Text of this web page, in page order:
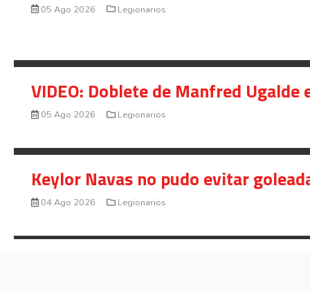
05 Ago 2026 Legionarios
VIDEO: Doblete de Manfred
05 Ago 2026 Legionarios
Keylor Navas no pudo evitar
04 Ago 2026 Legionarios